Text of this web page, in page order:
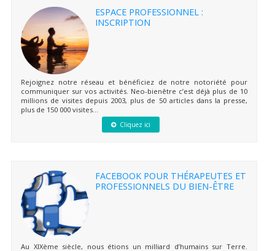
ESPACE PROFESSIONNEL :
INSCRIPTION
Rejoignez notre réseau et bénéficiez de notre notoriété pour
communiquer sur vos activités. Neo-bienêtre c’est déjà plus de 10
millions de visites depuis 2003, plus de 50 articles dans la presse,
plus de 150 000 visites...
Cliquez ici
FACEBOOK POUR THÉRAPEUTES ET
PROFESSIONNELS DU BIEN-ÊTRE
Au XIXème siècle, nous étions un milliard d’humains sur Terre.